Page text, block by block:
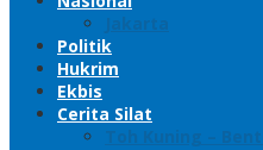
Jakarta
Politik
Hukrim
Ekbis
Cerita Silat
Toh Kuning –